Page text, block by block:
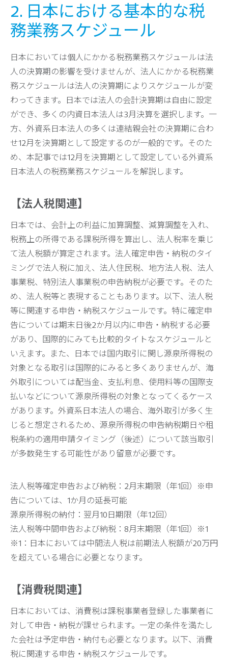
2. 日本における基本的な税
務業務スケジュール
日本においては個人にかかる税務業務スケジュールは法
人の決算期の影響を受けませんが、法人にかかる税務業
務スケジュールは法人の決算期によりスケジュールが変
わってきます。日本では法人の会計決算期は自由に設定
ができ、多くの内資日本法人は3月決算を選択します。一
方、外資系日本法人の多くは連結親会社の決算期に合わ
せ12月を決算期として設定するのが一般的です。そのた
め、本記事では12月を決算期として設定している外資系
日本法人の税務業務スケジュールを解説します。
【法人税関連】
日本では、会計上の利益に加算調整、減算調整を入れ、
税務上の所得である課税所得を算出し、法人税率を乗じ
て法人税額が算定されます。法人確定申告・納税のタイ
ミングで法人税に加え、法人住民税、地方法人税、法人
事業税、特別法人事業税の申告納税が必要です。そのた
め、法人税等と表現することもあります。以下、法人税
等に関連する申告・納税スケジュールです。特に確定申
告については期末日後2か月以内に申告・納税する必要
があり、国際的にみても比較的タイトなスケジュールと
いえます。また、日本では国内取引に関し源泉所得税の
対象となる取引は国際的にみると多くありませんが、海
外取引については配当金、支払利息、使用料等の国際支
払いなどについて源泉所得税の対象となってくるケース
があります。外資系日本法人の場合、海外取引が多く生
じると想定されるため、源泉所得税の申告納税期日や租
税条約の適用申請タイミング（後述）について該当取引
が多数発生する可能性があり留意が必要です。
法人税等確定申告および納税：2月末期限（年1回）※申
告については、1か月の延長可能
源泉所得税の納付：翌月10日期限（年12回）
法人税等中間申告および納税：8月末期限（年1回）※1
※1：日本においては中間法人税は前期法人税額が20万円
を超えている場合に必要となります。
【消費税関連】
日本においては、消費税は課税事業者登録した事業者に
対して申告・納税が課せられます。一定の条件を満たし
た会社は予定申告・納付も必要となります。以下、消費
税に関連する申告・納税スケジュールです。